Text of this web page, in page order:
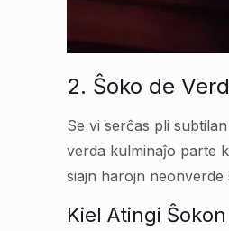
2. Ŝoko de
Se vi serĉas pli
verda kulminaĵo parte
siajn harojn
Kiel Atingi